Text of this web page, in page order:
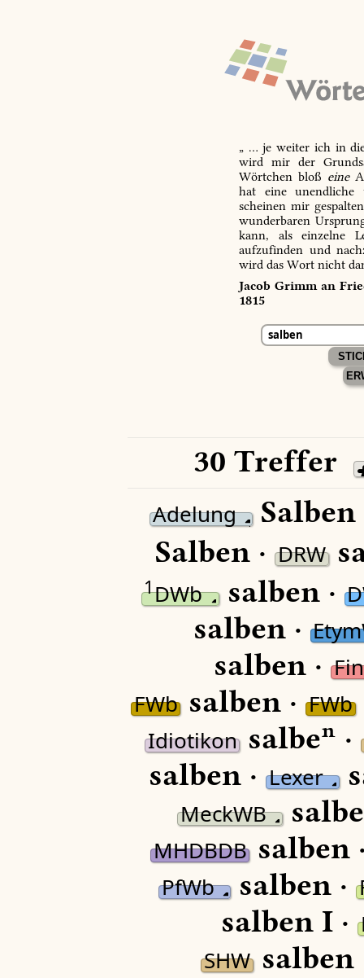
„ … je weiter ich in
wird mir der
Wörtchen bloß eine
hat eine unendliche
scheinen mir
wunderbaren
kann, als einzelne
aufzufinden und
wird das Wort nicht
Jacob Grimm an
1815
30 Treffer
Adelung Salben
Salben ·DRW
1DWb salben ·
salben ·
salben ·
FWbsalben ·FWb
Idiotikonsalbeⁿ ·
salben · Lexer
MeckWB
MHDBDBsalben
PfWb salben ·
salben I ·
SHWsalben